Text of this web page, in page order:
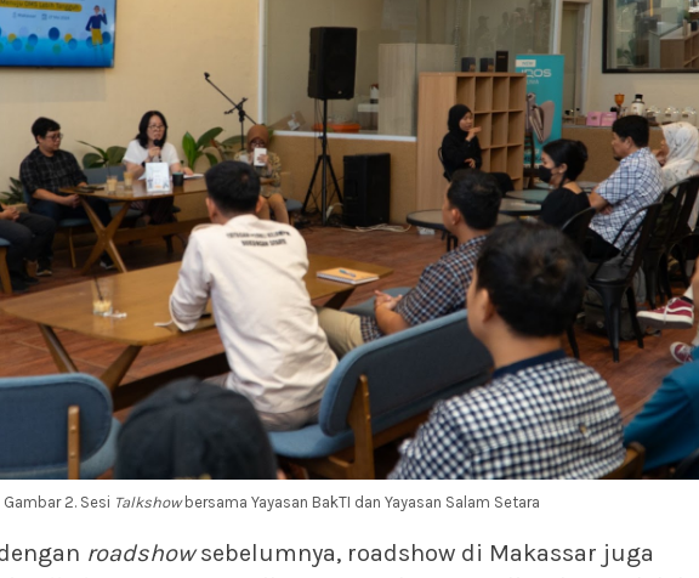
Gambar 2. Sesi Talkshowbersama Yayasan BakTI dan Yayasan Salam Setara
roadshowsebelumnya, roadshow di Makassar juga